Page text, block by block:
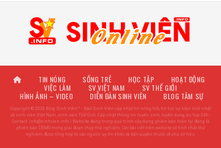
TIN NÓNG SỐNG TRẺ HỌC TẬP
HOẠT ĐỘNG
VIỆC LÀM
SV VIỆT NAM
SV THẾ GIỚI
HÌNH ẢNH – VIDEO
DIỄN ĐÀN SINH VIÊN BLOG TÂM SỰ
Copyright © 2026 Blog Sinh Viên™ - Báo Sinh Viên cập nhật tin nóng hổi, tin tức sự kiện mới nhất
về sinh viên Việt Nam, sinh viên Thế Giới. Cập nhật thông tin tuyển sinh, tuyển dụng, du học 24h -
Contact: info@sinhvien.info| Website đang trong quá trình xây dựng, phiên bản hiện tại đang là
phiên bản DEMO trong giai đoạn chạy thử nghiệm. Các bài viết trên website có tính chất thử
nghiệm, được tổng hợp từ các nguồn uy tín khác và bản quyền thuộc về chủ sở hữu.